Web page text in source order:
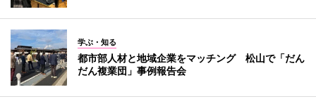
学ぶ・知る
都市部人材と地域企業をマッチング 松山で「だん
だん複業団」事例報告会